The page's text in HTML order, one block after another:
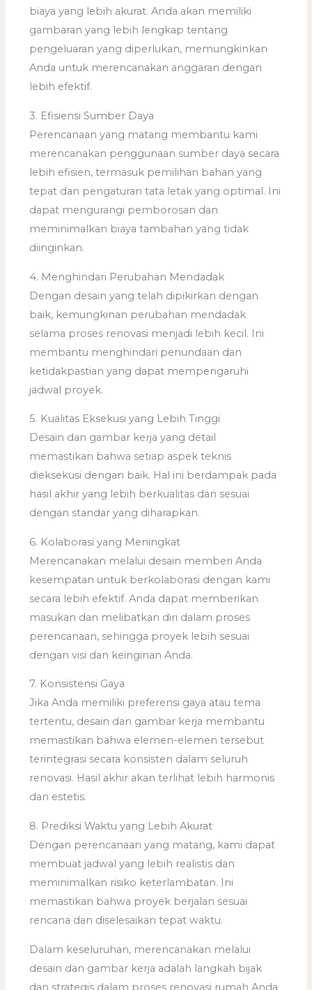
biaya yang lebih akurat. Anda akan memiliki
gambaran yang lebih lengkap tentang
pengeluaran yang diperlukan, memungkinkan
Anda untuk merencanakan anggaran dengan
lebih efektif.
3. Efisiensi Sumber Daya
Perencanaan yang matang membantu kami
merencanakan penggunaan sumber daya secara
lebih efisien, termasuk pemilihan bahan yang
tepat dan pengaturan tata letak yang optimal. Ini
dapat mengurangi pemborosan dan
meminimalkan biaya tambahan yang tidak
diinginkan.
4. Menghindari Perubahan Mendadak
Dengan desain yang telah dipikirkan dengan
baik, kemungkinan perubahan mendadak
selama proses renovasi menjadi lebih kecil. Ini
membantu menghindari penundaan dan
ketidakpastian yang dapat mempengaruhi
jadwal proyek.
5. Kualitas Eksekusi yang Lebih Tinggi
Desain dan gambar kerja yang detail
memastikan bahwa setiap aspek teknis
dieksekusi dengan baik. Hal ini berdampak pada
hasil akhir yang lebih berkualitas dan sesuai
dengan standar yang diharapkan.
6. Kolaborasi yang Meningkat
Merencanakan melalui desain memberi Anda
kesempatan untuk berkolaborasi dengan kami
secara lebih efektif. Anda dapat memberikan
masukan dan melibatkan diri dalam proses
perencanaan, sehingga proyek lebih sesuai
dengan visi dan keinginan Anda.
7. Konsistensi Gaya
Jika Anda memiliki preferensi gaya atau tema
tertentu, desain dan gambar kerja membantu
memastikan bahwa elemen-elemen tersebut
terintegrasi secara konsisten dalam seluruh
renovasi. Hasil akhir akan terlihat lebih harmonis
dan estetis.
8. Prediksi Waktu yang Lebih Akurat
Dengan perencanaan yang matang, kami dapat
membuat jadwal yang lebih realistis dan
meminimalkan risiko keterlambatan. Ini
memastikan bahwa proyek berjalan sesuai
rencana dan diselesaikan tepat waktu.
Dalam keseluruhan, merencanakan melalui
desain dan gambar kerja adalah langkah bijak
dan strategis dalam proses renovasi rumah Anda